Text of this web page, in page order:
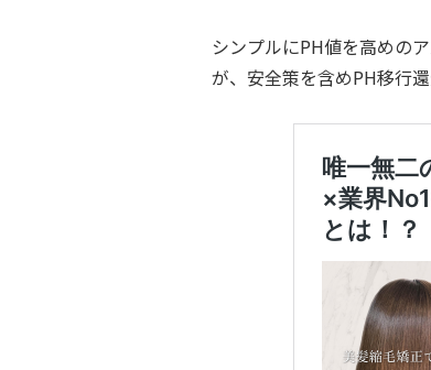
シンプルにPH値を高めの
が、安全策を含めPH移行還